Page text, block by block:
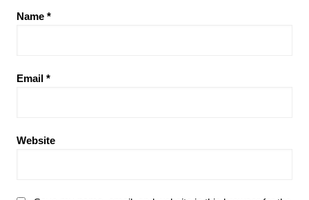
Name *
Email *
Website